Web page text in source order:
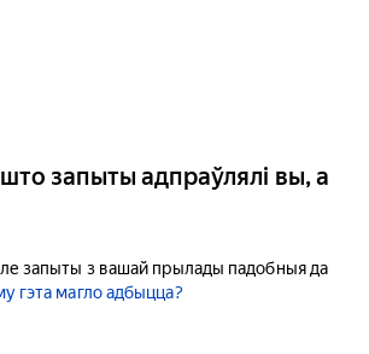
запыты адпраўлялі вы, а
запыты з вашай прылады падобныя да
гэта магло адбыцца?